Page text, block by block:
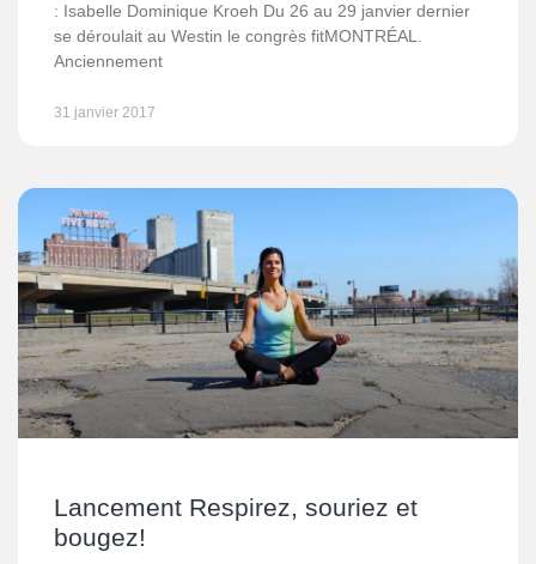
: Isabelle Dominique Kroeh Du 26 au 29 janvier dernier
se déroulait au Westin le congrès fitMONTRÉAL.
Anciennement
31 janvier 2017
Lancement Respirez, souriez et
bougez!